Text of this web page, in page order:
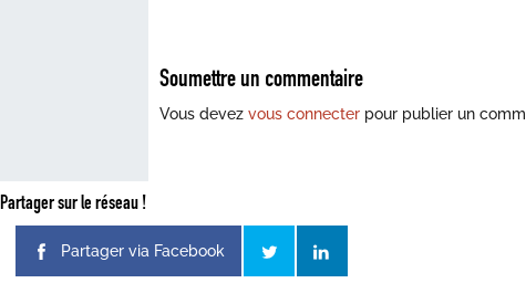
Soumettre un commentaire
Vous devezvous connecter pour publier un
Partager sur le réseau !
Partager via Facebook